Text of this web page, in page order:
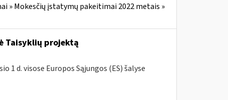
» Mokesčių įstatymų pakeitimai 2022 metais »
Taisyklių projektą
1 d. visose Europos Sąjungos (ES) šalyse